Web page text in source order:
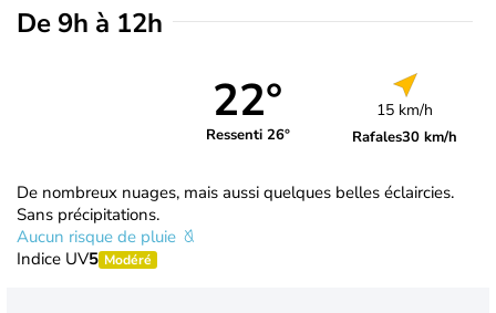
De 9h à 12h
22°
Ressenti 26°
15 km/h
Rafales30 km/h
De nombreux nuages, mais aussi quelques belles éclaircies.
Sans précipitations.
Aucun risque de pluie
Indice UV5 Modéré